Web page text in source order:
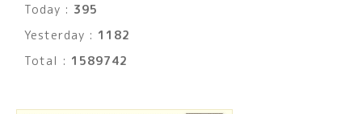
Today : 395
Yesterday : 1182
Total : 1589742